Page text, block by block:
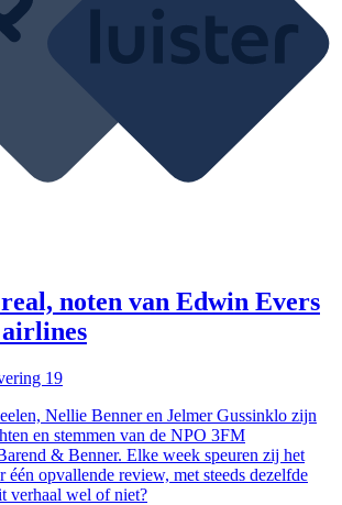
noten van Edwin Evers
19
Nellie Benner en Jelmer Gussinklo zijn
en stemmen van de NPO 3FM
& Benner. Elke week speuren zij het
één opvallende review, met steeds dezelfde
verhaal wel of niet?